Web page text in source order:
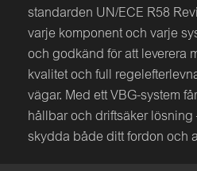
standarden UN/ECE R58
varje komponent och varje
och godkänd för att leverera
kvalitet och full
vägar. Med ett VBG-system
hållbar och driftsäker lösning
skydda både ditt fordon och